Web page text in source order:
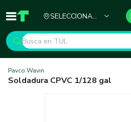
Inicio TUL - Tu Marketplace de
SELECCIONA
Pavco Wavin
Soldadura CPVC 1/128 gal